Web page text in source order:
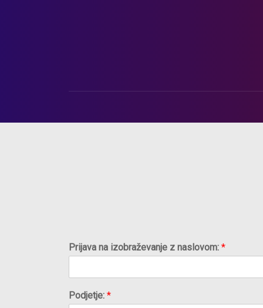
Prijava na izobraževanje z naslovom: *
Podjetje: *